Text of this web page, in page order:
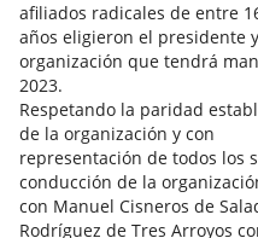
afiliados radicales de entre
años eligieron el presidente
organización que tendrá
2023.
Respetando la paridad
de la organización y con
representación de todos los
conducción de la
con Manuel Cisneros de
Rodríguez de Tres Arroyos